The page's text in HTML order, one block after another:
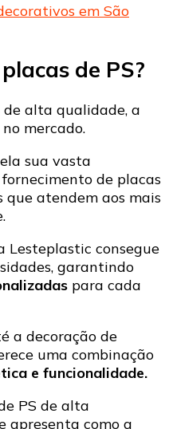
em São
de PS?
alta qualidade, a
mercado.
sua vasta
de placas
que atendem aos mais
Lesteplastic consegue
garantindo
para cada
a decoração de
uma combinação
e funcionalidade.
PS de alta
apresenta como a